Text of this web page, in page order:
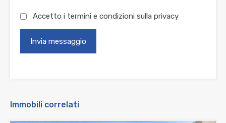
Accetto i termini e condizioni sulla privacy
Immobili correlati